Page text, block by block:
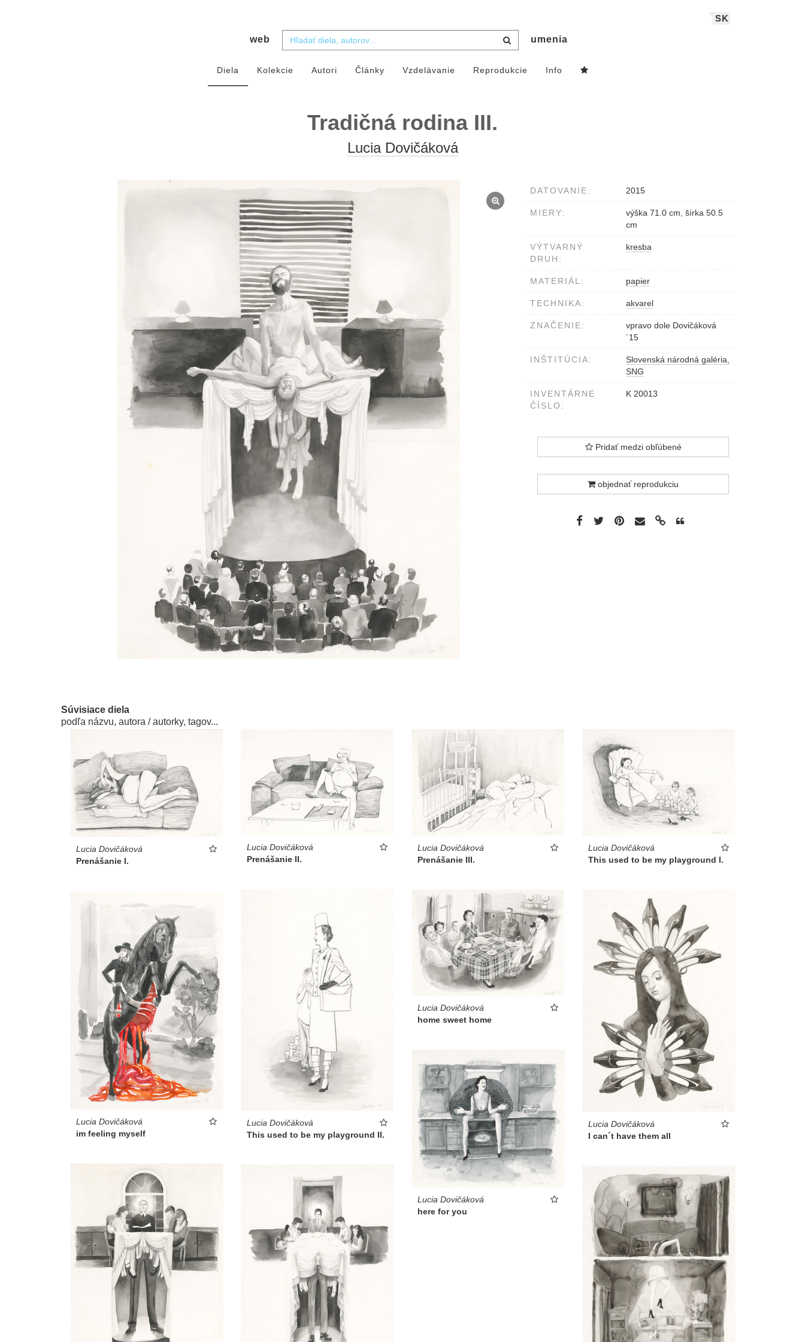
SK
web umenia
Diela Kolekcie Autori Články Vzdelávanie Reprodukcie Info
Tradičná rodina III.
Lucia Dovičáková
DATOVANIE: 2015
MIERY:
výška 71.0 cm, šírka 50.5
cm
VÝTVARNÝ
DRUH:
kresba
MATERIÁL: papier
TECHNIKA: akvarel
ZNAČENIE:
vpravo dole Dovičáková
´15
INŠTITÚCIA:
Slovenská národná galéria,
SNG
INVENTÁRNE
ČÍSLO:
K 20013
Pridať medzi obľúbené
objednať reprodukciu
Súvisiace diela
podľa názvu, autora / autorky, tagov...
Lucia Dovičáková
Prenášanie I.
Lucia Dovičáková
Prenášanie II.
Lucia Dovičáková
Prenášanie III.
Lucia Dovičáková
This used to be my playground I.
Lucia Dovičáková
This used to be my playground II.
Lucia Dovičáková
home sweet home
Lucia Dovičáková
I can´t have them all
Lucia Dovičáková
im feeling myself
Lucia Dovičáková
here for you